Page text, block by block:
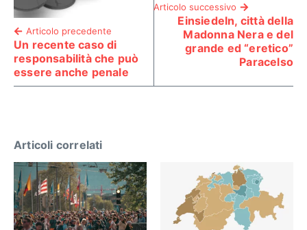
Articolo precedente
Un recente caso di
responsabilità che può
essere anche penale
Articolo successivo
Einsiedeln, città della
Madonna Nera e del
grande ed “eretico”
Paracelso
Articoli correlati